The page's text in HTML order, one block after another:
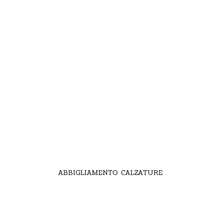
ABBIGLIAMENTO CALZATURE